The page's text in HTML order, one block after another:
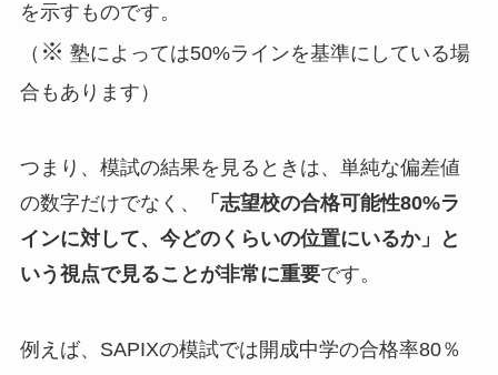
を示すものです。
（ ※ 塾によっては50%ラインを基準にしている場
合もあります）
つまり、模試の結果を見るときは、単純な偏差値
の数字だけでなく、
「志望校の合格可能性80%ラ
インに対して、今どのくらいの位置にいるか」と
いう視点で見ることが非常に重要です。
例えば、SAPIXの模試では開成中学の合格率80％